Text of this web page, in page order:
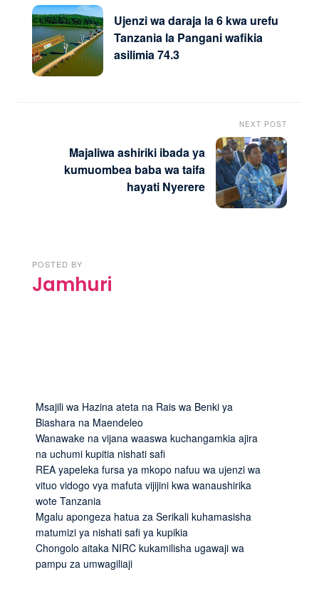
Ujenzi wa daraja la 6 kwa urefu
Tanzania la Pangani wafikia
asilimia 74.3
NEXT POST
Majaliwa ashiriki ibada ya
kumuombea baba wa taifa
hayati Nyerere
POSTED BY
Jamhuri
Msajili wa Hazina ateta na Rais wa Benki ya
Biashara na Maendeleo
Wanawake na vijana waaswa kuchangamkia ajira
na uchumi kupitia nishati safi
REA yapeleka fursa ya mkopo nafuu wa ujenzi wa
vituo vidogo vya mafuta vijijini kwa wanaushirika
wote Tanzania
Mgalu apongeza hatua za Serikali kuhamasisha
matumizi ya nishati safi ya kupikia
Chongolo aitaka NIRC kukamilisha ugawaji wa
pampu za umwagiliaji